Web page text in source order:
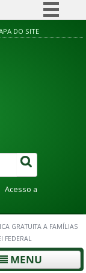
informação
DO SITE
Acesso a
GRATUITA A FAMÍLIAS
FEDERAL
MENU